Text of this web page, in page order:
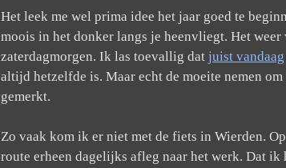
Het leek me wel prima idee het jaar goed te
moois in het donker langs je heenvliegt. Het
zaterdagmorgen. Ik las toevallig dat juist vandaag
altijd hetzelfde is. Maar echt de moeite nemen
gemerkt.
Zo vaak kom ik er niet met de fiets in Wierden.
route erheen dagelijks afleg naar het werk. Dat